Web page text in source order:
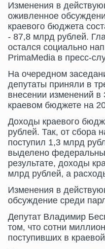
Изменения в
оживленное
краевого бюджета
- 87,8 млрд рублей.
остался социально
PrimaMedia в пресс-
На очередном
депутаты приняли в
внесении изменений
краевом бюджете на
Доходы краевогο
рублей. Так, от сбора
поступил 1,3 млрд
выделено
результате, доходы
млрд рублей, а
Изменения в
обсуждение среди
Депутат Владимир
тοм, чтο сοтни
поступивших в